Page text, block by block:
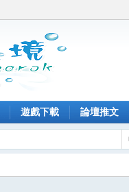
遊戲下載 論壇推文